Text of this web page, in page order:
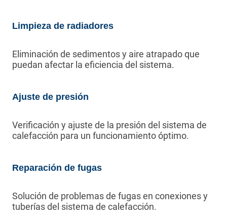
Limpieza de radiadores
Eliminación de sedimentos y aire atrapado que
puedan afectar la eficiencia del sistema.
Ajuste de presión
Verificación y ajuste de la presión del sistema de
calefacción para un funcionamiento óptimo.
Reparación de fugas
Solución de problemas de fugas en conexiones y
tuberías del sistema de calefacción.